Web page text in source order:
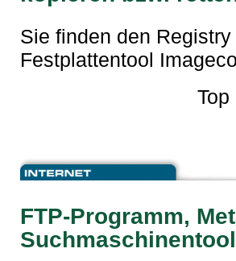
Sie finden den
Festplattentool
Top
FTP-Programm,
Suchmaschinentool